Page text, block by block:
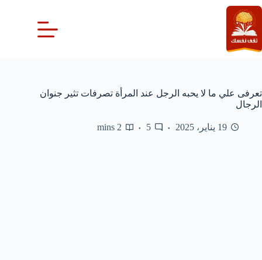
التجاوز
إلى
المحتوى
تعرفى علي ما لا يحبه الرجل عند المرأة تصرفات تثير جنوان
الرجال
19 يناير، 2025 5
2 mins